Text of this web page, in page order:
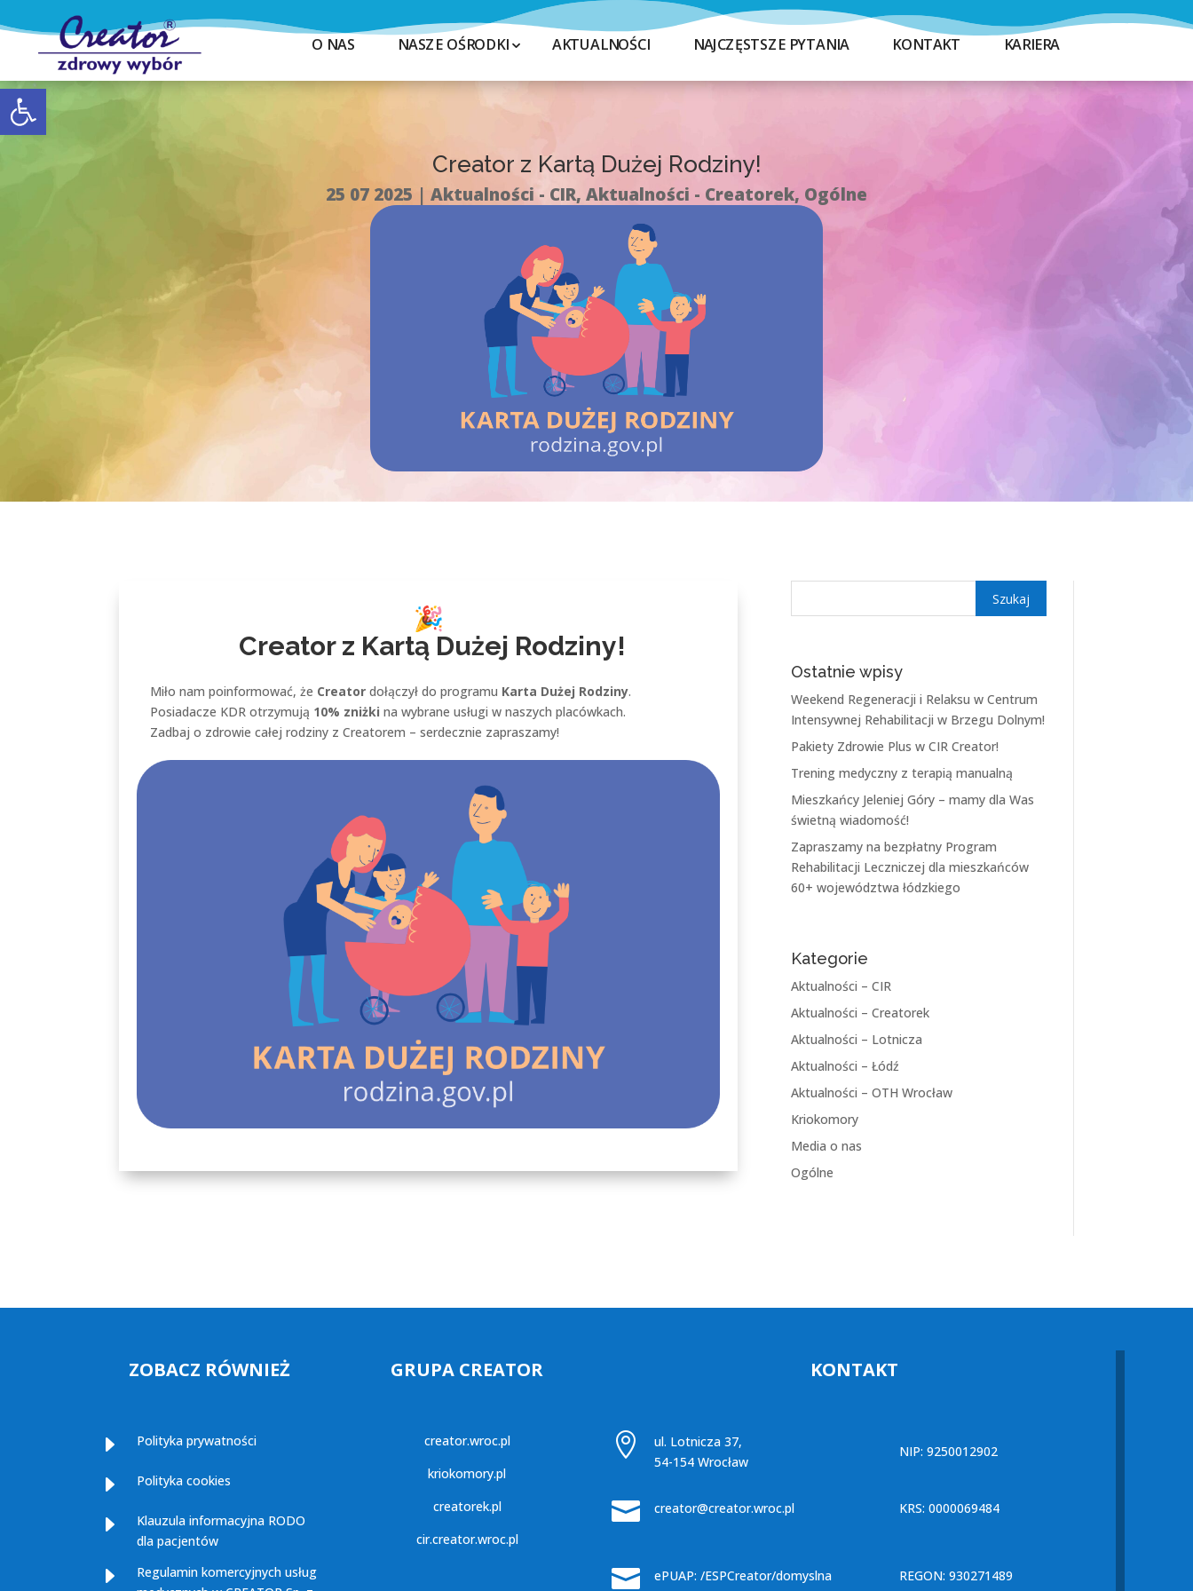
Otwórz pasek narzędzi
O NAS NASZE OŚRODKI AKTUALNOŚCI NAJCZĘSTSZE PYTANIA KONTAKT KARIERA
Creator z Kartą Dużej Rodziny!
25 07 2025 Aktualności - CIR, Aktualności - Creatorek, Ogólne
Creator z Kartą Dużej Rodziny!
Miło nam poinformować, że Creator dołączył do programu Karta Dużej Rodziny.
Posiadacze KDR otrzymują 10% zniżki na wybrane usługi w naszych placówkach.
Zadbaj o zdrowie całej rodziny z Creatorem – serdecznie zapraszamy!
Ostatnie wpisy
Weekend Regeneracji i Relaksu w Centrum
Intensywnej Rehabilitacji w Brzegu Dolnym!
Pakiety Zdrowie Plus w CIR Creator!
Trening medyczny z terapią manualną
Mieszkańcy Jeleniej Góry – mamy dla Was
świetną wiadomość!
Zapraszamy na bezpłatny Program
Rehabilitacji Leczniczej dla mieszkańców
60+ województwa łódzkiego
Kategorie
Aktualności – CIR
Aktualności – Creatorek
Aktualności – Lotnicza
Aktualności – Łódź
Aktualności – OTH Wrocław
Kriokomory
Media o nas
Ogólne
ZOBACZ RÓWNIEŻ
E Polityka prywatności
E Polityka cookies
E
Klauzula informacyjna RODO
dla pacjentów
E
Regulamin komercyjnych usług
GRUPA CREATOR
creator.wroc.pl
kriokomory.pl
creatorek.pl
cir.creator.wroc.pl
KONTAKT

ul. Lotnicza 37,
54-154 Wrocław
NIP: 9250012902
 creator@creator.wroc.pl KRS: 0000069484
 ePUAP: /ESPCreator/domyslna REGON: 930271489